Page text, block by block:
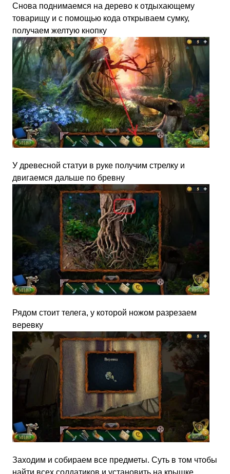
Снова поднимаемся на дерево к отдыхающему
товарищу и с помощью кода открываем сумку,
получаем желтую кнопку
У древесной статуи в руке получим стрелку и
двигаемся дальше по бревну
Рядом стоит телега, у которой ножом разрезаем
веревку
Заходим и собираем все предметы. Суть в том чтобы
найти всех солдатиков и установить на крышке